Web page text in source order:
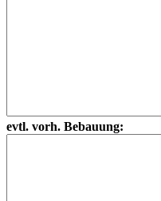
evtl. vorh. Bebauung: